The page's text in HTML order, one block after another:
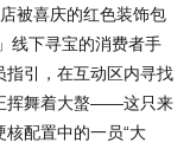
被喜庆的红色装饰包
线下寻宝的消费者手
指引，在互动区内寻找
挥舞着大螯——这只来
配置中的一员“大